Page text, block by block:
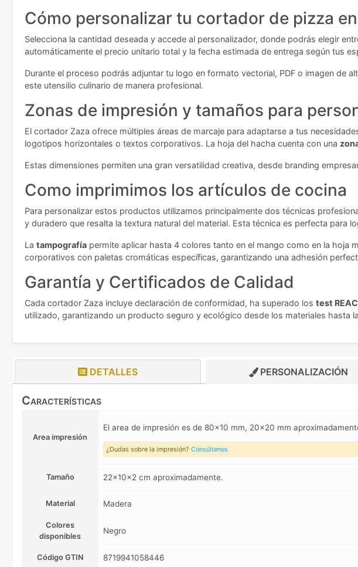
Cómo personalizar tu cortador de pizza
Selecciona la cantidad deseada y accede al personalizador, donde podrás elegir
automáticamente el precio unitario total y la fecha estimada de entrega según tus
Durante el proceso podrás adjuntar tu logo en formato vectorial, PDF o imagen de
este utensilio culinario de manera profesional.
Zonas de impresión y tamaños para
El cortador Zaza ofrece múltiples áreas de marcaje para adaptarse a tus
logotipos horizontales o textos corporativos. La hoja del hacha cuenta con una
Estas dimensiones permiten una gran versatilidad creativa, desde branding
Como imprimimos los artículos de cocina
Para personalizar estos productos utilizamos principalmente dos técnicas
y duradero que resalta la textura natural del material. Esta técnica es perfecta
La tampografía permite aplicar hasta 4 colores tanto en el mango como en la hoja
corporativos con paletas cromáticas específicas, garantizando una adhesión
Garantía y Certificados de Calidad
Cada cortador Zaza incluye declaración de conformidad, ha superado los test
utilizado, garantizando un producto seguro y ecológico desde los materiales hasta
DETALLES PERSONALIZACIÓN
Características
Area impresión
El area de impresión es de 80x10 mm, 20x20 mm
¿Dudas sobre la impresión? Consúltenos
Tamaño 22x10x2 cm aproximadamente.
Material Madera
Colores
disponibles
Negro
Código GTIN 8719941058446